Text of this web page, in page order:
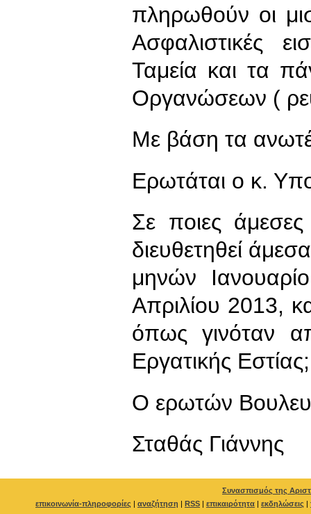
πληρωθούν οι
Ασφαλιστικές
Ταμεία και τα
Οργανώσεων (
Με βάση τα
Ερωτάται ο κ.
Σε ποιες
διευθετηθεί
μηνών
Απριλίου 2013,
όπως γινόταν
Εργατικής Εστίας;
Ο ερωτών
Σταθάς Γιάννης
Συνασπισμός της
επικοινωνία-πληροφορίες | αναζήτηση | RSS | επικαιρότητα | εκδηλώσεις |